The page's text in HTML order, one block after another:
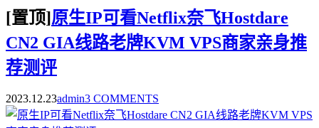
[置顶]原生IP可看Netflix奈飞Hostdare
CN2 GIA线路老牌KVM VPS商家亲身推
荐测评
2023.12.23admin3 COMMENTS